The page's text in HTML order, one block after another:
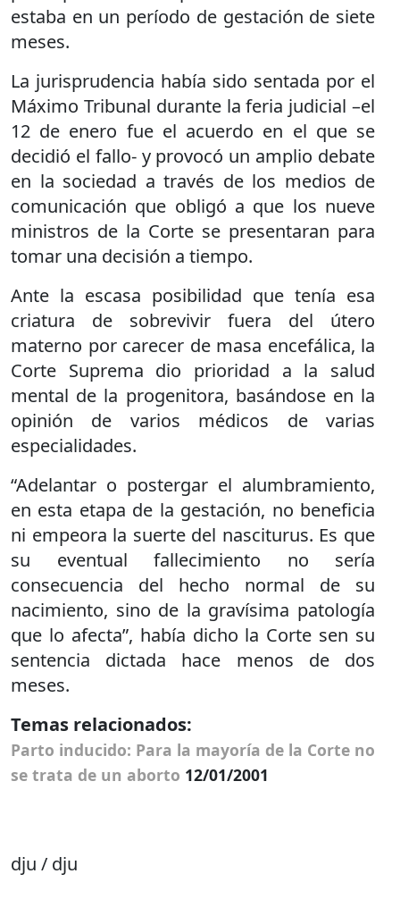
estaba en un período de gestación de siete
meses.
La jurisprudencia había sido sentada por el
Máximo Tribunal durante la feria judicial –el
12 de enero fue el acuerdo en el que se
decidió el fallo- y provocó un amplio debate
en la sociedad a través de los medios de
comunicación que obligó a que los nueve
ministros de la Corte se presentaran para
tomar una decisión a tiempo.
Ante la escasa posibilidad que tenía esa
criatura de sobrevivir fuera del útero
materno por carecer de masa encefálica, la
Corte Suprema dio prioridad a la salud
mental de la progenitora, basándose en la
opinión de varios médicos de varias
especialidades.
“Adelantar o postergar el alumbramiento,
en esta etapa de la gestación, no beneficia
ni empeora la suerte del nasciturus. Es que
su eventual fallecimiento no sería
consecuencia del hecho normal de su
nacimiento, sino de la gravísima patología
que lo afecta”, había dicho la Corte sen su
sentencia dictada hace menos de dos
meses.
Temas relacionados:
Parto inducido: Para la mayoría de la Corte no
se trata de un aborto 12/01/2001
dju / dju